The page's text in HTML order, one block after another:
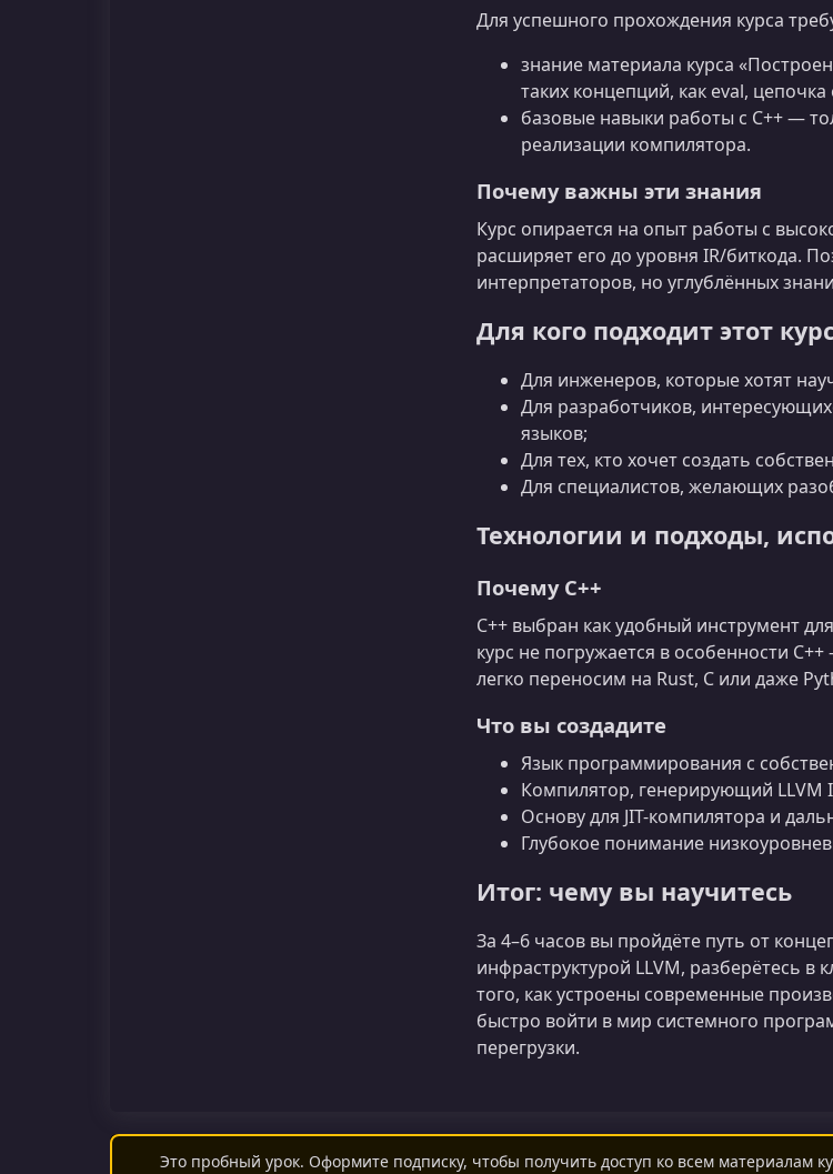
Для успешного прохождения курса
знание материала курса
таких концепций, как eval,
базовые навыки работы с C++ —
реализации компилятора.
Почему важны эти знания
Курс опирается на опыт работы с
расширяет его до уровня IR/биткода.
интерпретаторов, но углублённых
Для кого подходит этот
Для инженеров, которые хотят
Для разработчиков,
языков;
Для тех, кто хочет создать
Для специалистов, желающих
Технологии и подходы,
Почему C++
C++ выбран как удобный инструмент
курс не погружается в особенности
легко переносим на Rust, C или даже
Что вы создадите
Язык программирования с
Компилятор, генерирующий LLVM
Основу для JIT-компилятора и
Глубокое понимание
Итог: чему вы научитесь
За 4–6 часов вы пройдёте путь от
инфраструктурой LLVM, разберётесь
того, как устроены современные
быстро войти в мир системного
перегрузки.
Это пробный урок. Оформите подписку, чтобы получить доступ ко всем материалам